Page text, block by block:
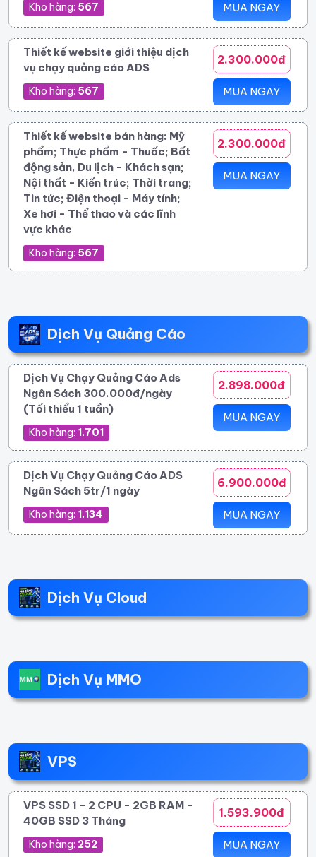
Kho hàng: 567 MUA NGAY
Thiết kế website giới thiệu dịch
vụ chạy quảng cáo ADS
Kho hàng: 567
2.300.000đ
MUA NGAY
Thiết kế website bán hàng: Mỹ
phẩm; Thực phẩm - Thuốc; Bất
động sản, Du lịch - Khách sạn;
Nội thất - Kiến trúc; Thời trang;
Tin tức; Điện thoại - Máy tính;
Xe hơi - Thể thao và các lĩnh
vực khác
Kho hàng: 567
2.300.000đ
MUA NGAY
Dịch Vụ Quảng Cáo
Dịch Vụ Chạy Quảng Cáo Ads
Ngân Sách 300.000đ/ngày
(Tối thiểu 1 tuần)
Kho hàng: 1.701
2.898.000đ
MUA NGAY
Dịch Vụ Chạy Quảng Cáo ADS
Ngân Sách 5tr/1 ngày
Kho hàng: 1.134
6.900.000đ
MUA NGAY
Dịch Vụ Cloud
Dịch Vụ MMO
VPS
VPS SSD 1 - 2 CPU - 2GB RAM -
40GB SSD 3 Tháng
Kho hàng: 252
1.593.900đ
MUA NGAY